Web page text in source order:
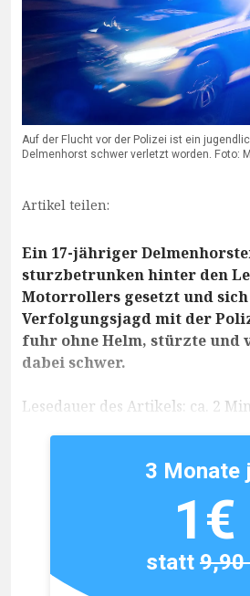
Auf der Flucht vor der Polizei ist ein
Delmenhorst schwer verletzt worden. Foto:
Artikel teilen:
Ein 17-jähriger
sturzbetrunken hinter den
Motorrollers gesetzt und sich
Verfolgungsjagd mit der
fuhr ohne Helm, stürzte und
dabei schwer.
Lesedauer des Artikels: ca. 2
3 Monate
1€
statt9,90